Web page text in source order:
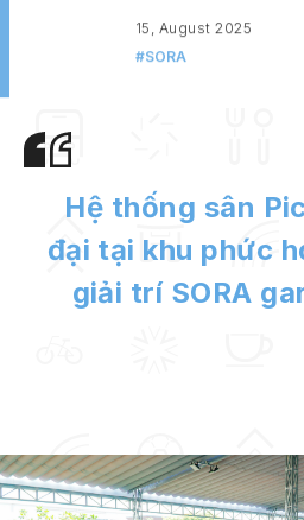
15, August 2025
#SORA
Hệ thống sân
đại tại khu phức
giải trí SORA